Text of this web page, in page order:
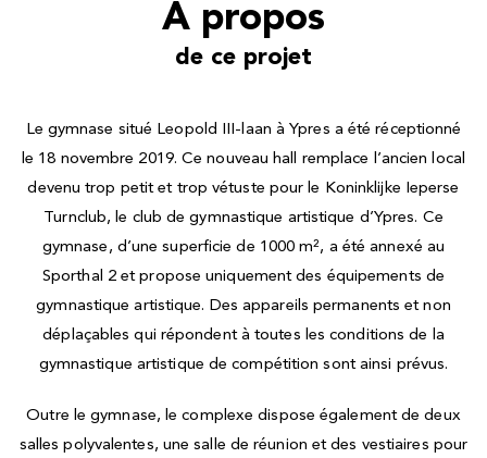
À propos
de ce projet
Le gymnase situé Leopold III-laan à Ypres a été réceptionné
le 18 novembre 2019. Ce nouveau hall remplace l’ancien local
devenu trop petit et trop vétuste pour le Koninklijke Ieperse
Turnclub, le club de gymnastique artistique d’Ypres. Ce
gymnase, d’une superficie de 1000 m², a été annexé au
Sporthal 2 et propose uniquement des équipements de
gymnastique artistique. Des appareils permanents et non
déplaçables qui répondent à toutes les conditions de la
gymnastique artistique de compétition sont ainsi prévus.
Outre le gymnase, le complexe dispose également de deux
salles polyvalentes, une salle de réunion et des vestiaires pour